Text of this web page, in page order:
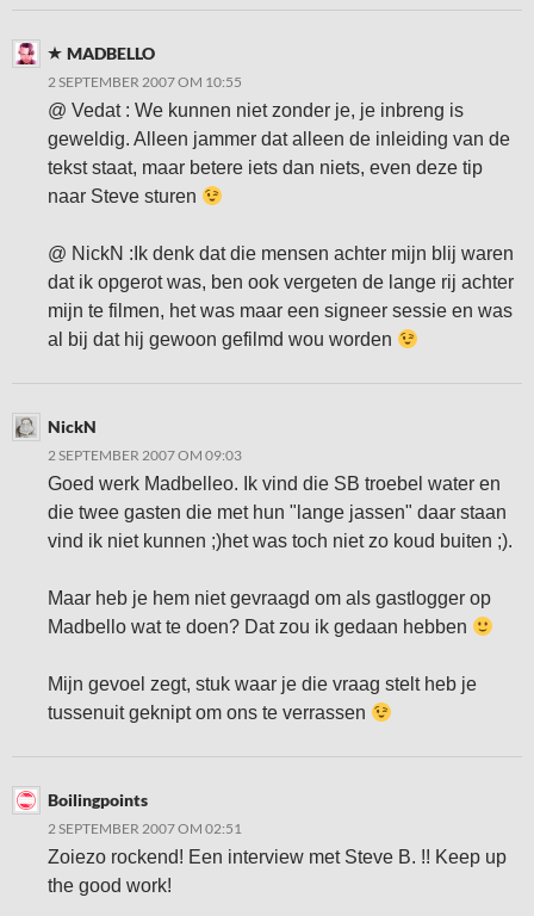
MADBELLO
2 SEPTEMBER 2007 OM 10:55
@ Vedat : We kunnen niet zonder je, je inbreng is
geweldig. Alleen jammer dat alleen de inleiding van de
tekst staat, maar betere iets dan niets, even deze tip
naar Steve sturen
@ NickN :Ik denk dat die mensen achter mijn blij waren
dat ik opgerot was, ben ook vergeten de lange rij achter
mijn te filmen, het was maar een signeer sessie en was
al bij dat hij gewoon gefilmd wou worden
NickN
2 SEPTEMBER 2007 OM 09:03
Goed werk Madbelleo. Ik vind die SB troebel water en
die twee gasten die met hun "lange jassen" daar staan
vind ik niet kunnen ;)het was toch niet zo koud buiten ;).
Maar heb je hem niet gevraagd om als gastlogger op
Madbello wat te doen? Dat zou ik gedaan hebben
Mijn gevoel zegt, stuk waar je die vraag stelt heb je
tussenuit geknipt om ons te verrassen
Boilingpoints
2 SEPTEMBER 2007 OM 02:51
Zoiezo rockend! Een interview met Steve B. !! Keep up
the good work!